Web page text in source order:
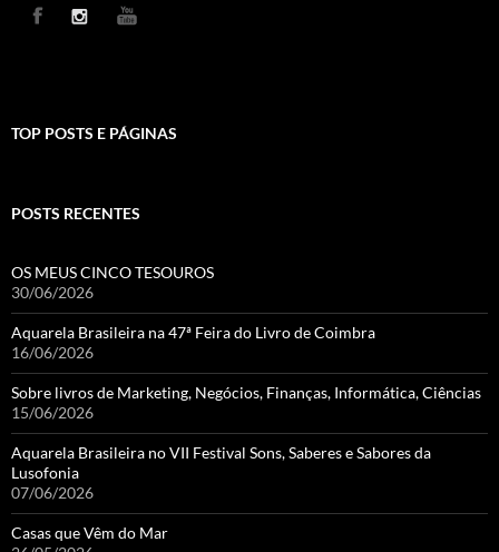
TOP POSTS E PÁGINAS
POSTS RECENTES
OS MEUS CINCO TESOUROS
30/06/2026
Aquarela Brasileira na 47ª Feira do Livro de Coimbra
16/06/2026
Sobre livros de Marketing, Negócios, Finanças, Informática, Ciências
15/06/2026
Aquarela Brasileira no VII Festival Sons, Saberes e Sabores da
Lusofonia
07/06/2026
Casas que Vêm do Mar